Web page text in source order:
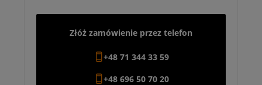
Złóż zamówienie przez telefon
+48 71 344 33 59
+48 696 50 70 20